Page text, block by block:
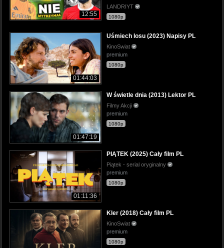
12:55
LANDRIYT
1080p
01:44:03
Uśmiech losu (2023) Napisy PL
KinoSwiat
premium
1080p
01:47:19
W świetle dnia (2013) Lektor PL
Filmy Akcji
premium
1080p
01:11:36
PIĄTEK (2025) Cały film PL
Piątek - serial oryginalny
premium
1080p
Kler (2018) Cały film PL
KinoSwiat
premium
1080p